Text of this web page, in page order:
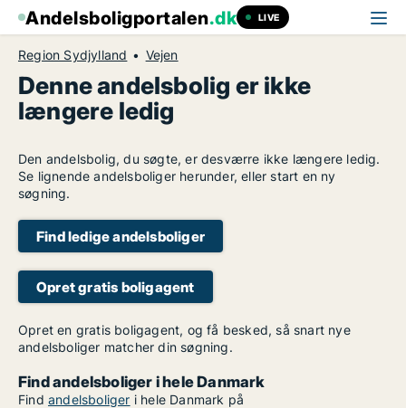
Andelsboligportalen.dk LIVE
Region Sydjylland Vejen
Denne andelsbolig er ikke
længere ledig
Den andelsbolig, du søgte, er desværre ikke længere ledig.
Se lignende andelsboliger herunder, eller start en ny
søgning.
Find ledige andelsboliger
Opret gratis boligagent
Opret en gratis boligagent, og få besked, så snart nye
andelsboliger matcher din søgning.
Find andelsboliger i hele Danmark
Find andelsboliger i hele Danmark på